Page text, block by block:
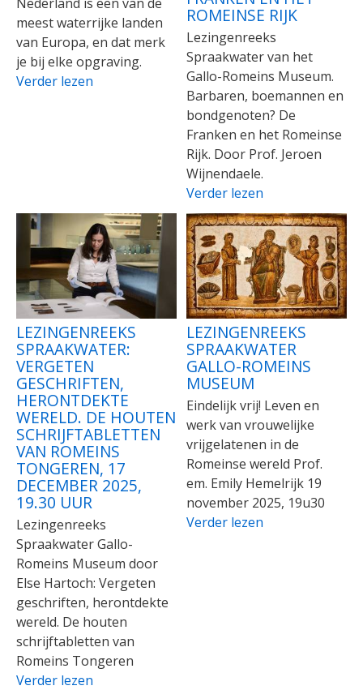
meest waterrijke landen
van Europa, en dat merk
je bij elke opgraving.
Verder lezen
ROMEINSE RIJK
Lezingenreeks
Spraakwater van het
Gallo-Romeins Museum.
Barbaren, boemannen en
bondgenoten? De
Franken en het Romeinse
Rijk. Door Prof. Jeroen
Wijnendaele.
Verder lezen
LEZINGENREEKS
SPRAAKWATER:
VERGETEN
GESCHRIFTEN,
HERONTDEKTE
WERELD. DE HOUTEN
SCHRIJFTABLETTEN
VAN ROMEINS
TONGEREN, 17
DECEMBER 2025,
19.30 UUR
Lezingenreeks
Spraakwater Gallo-
Romeins Museum door
Else Hartoch: Vergeten
geschriften, herontdekte
wereld. De houten
schrijftabletten van
Romeins Tongeren
Verder lezen
LEZINGENREEKS
SPRAAKWATER
GALLO-ROMEINS
MUSEUM
Eindelijk vrij! Leven en
werk van vrouwelijke
vrijgelatenen in de
Romeinse wereld Prof.
em. Emily Hemelrijk 19
november 2025, 19u30
Verder lezen